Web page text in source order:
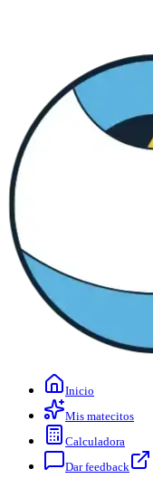
Inicio
Mis matecitos
Calculadora
Dar feedback